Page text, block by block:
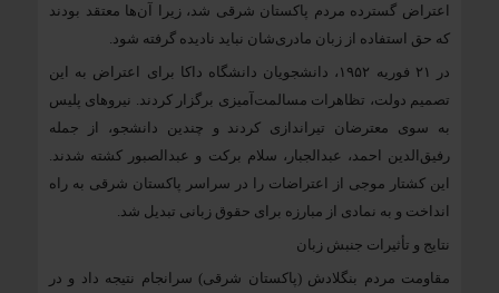
اعتراض گسترده مردم پاکستان شرقی شد، زیرا آن‌ها معتقد بودند
که حق استفاده از زبان مادری‌شان نباید نادیده گرفته شود.
در ۲۱ فوریه ۱۹۵۲، دانشجویان دانشگاه داکا برای اعتراض به این
تصمیم دولت، تظاهرات مسالمت‌آمیزی برگزار کردند. نیروهای پلیس
به سوی معترضان تیراندازی کردند و چندین دانشجو، از جمله
رفیق‌الدین احمد، عبدالجبار، سلام برکت و عبدالصبور کشته شدند.
این کشتار موجی از اعتراضات را در سراسر پاکستان شرقی به راه
انداخت و به نمادی از مبارزه برای حقوق زبانی تبدیل شد.
نتایج و تأثیرات جنبش زبان
مقاومت مردم بنگلادش (پاکستان شرقی) سرانجام نتیجه داد و در